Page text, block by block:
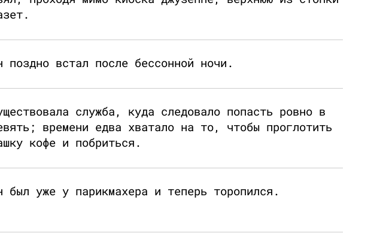
поздно встал после бессонной ночи.
служба, куда следовало попасть ровно в
времени едва хватало на то, чтобы проглотить
кофе и побриться.
был уже у парикмахера и теперь торопился.